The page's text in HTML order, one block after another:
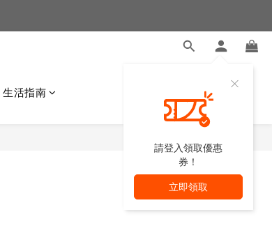
請登入領取優惠
券！
立即領取
生活指南